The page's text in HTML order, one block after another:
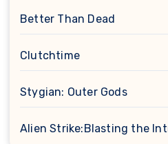
Better Than Dead
Clutchtime
Stygian: Outer Gods
Alien Strike:Blasting the